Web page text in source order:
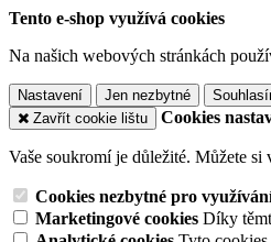
Tento e-shop využívá cookies
Na našich webových stránkách
Nastavení Jen nezbytné
Zavřít cookie lištu
Cookies
Vaše soukromí je důležité. Můžete si
Cookies nezbytné pro
Marketingové cookies Díky